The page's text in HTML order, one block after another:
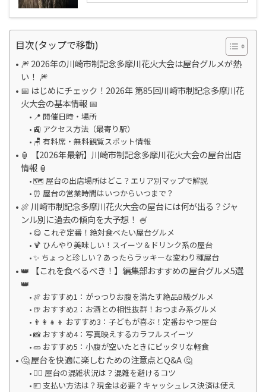
目次(タップで移動)
🎆 2026年の川崎市制記念多摩川花火大会は屋台グルメが熱
い！ 🎆
📅 はじめにチェック！2026年 第85回川崎市制記念多摩川花
火大会の基本情報 📅
📍 開催日時・場所
🚉 アクセス方法（最寄り駅）
🪑 有料席・無料観覧スポット情報
🏮 【2026年最新】川崎市制記念多摩川花火大会の屋台出店
情報 🏮
🗺️ 屋台の出店場所はどこ？エリア別マップで解説
⏰ 屋台の営業時間はいつからいつまで？
🍖 川崎市制記念多摩川花火大会の屋台には何が出る？ジャ
ンル別に過去の傾向を大予想！ 🍧
😋 これぞ定番！絶対食べたい屋台グルメ
🍹 ひんやり美味しい！スイーツ＆ドリンク系の屋台
✨ ちょっと珍しい？あったらラッキーな変わり種屋台
👑 【これを食べるべき！】編集部おすすめの屋台グルメ5選
👑
🍖 おすすめ1：がっつりお腹を満たす絶品B級グルメ
🍺 おすすめ2：お酒との相性抜群！おつまみ系グルメ
👨‍👩‍👧‍👦 おすすめ3：子どもが喜ぶ！定番おやつ屋台
📸 おすすめ4：写真映えするカラフルスイーツ
🥒 おすすめ5：小腹が空いたときにピッタリな軽食
🤔 屋台を快適に楽しむための注意点とQ&A 🤔
🚶‍♂️ 屋台の混雑状況は？混雑を避けるコツ
💴 支払い方法は？現金は必要？キャッシュレス決済は使え